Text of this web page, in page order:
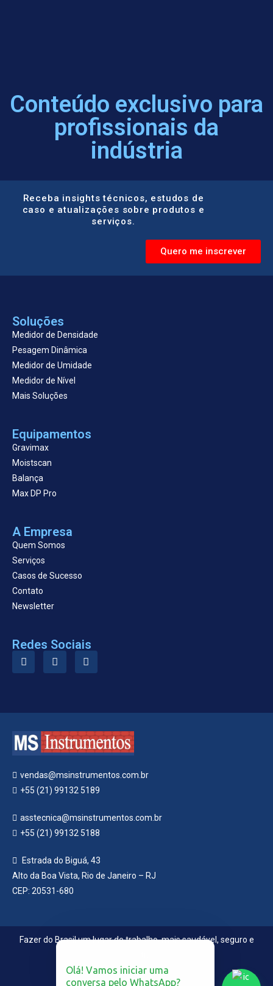
Conteúdo exclusivo para
profissionais da
indústria
Receba insights técnicos, estudos de
caso e atualizações sobre produtos e
serviços.
Quero me inscrever
Soluções
Medidor de Densidade
Pesagem Dinâmica
Medidor de Umidade
Medidor de Nível
Mais Soluções
Equipamentos
Gravimax
Moistscan
Balança
Max DP Pro
A Empresa
Quem Somos
Serviços
Casos de Sucesso
Contato
Newsletter
Redes Sociais
vendas@msinstrumentos.com.br
+55 (21) 99132 5189
asstecnica@msinstrumentos.com.br
+55 (21) 99132 5188
Estrada do Biguá, 43
Alto da Boa Vista, Rio de Janeiro – RJ
CEP: 20531-680
Fazer do Brasil um lugar de trabalho, mais saudável, seguro e
Olá! Vamos iniciar uma
conversa pelo WhatsApp?